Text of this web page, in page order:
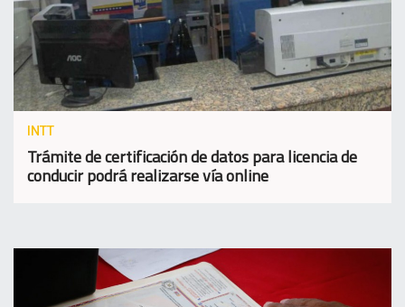
INTT
Trámite de certificación de datos para licencia de
conducir podrá realizarse vía online